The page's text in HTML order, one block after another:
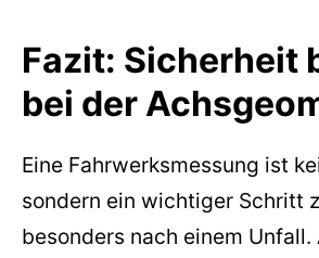
Fazit: Sicherheit
bei der
Eine Fahrwerksmessung ist
sondern ein wichtiger Schritt
besonders nach einem Unfall.